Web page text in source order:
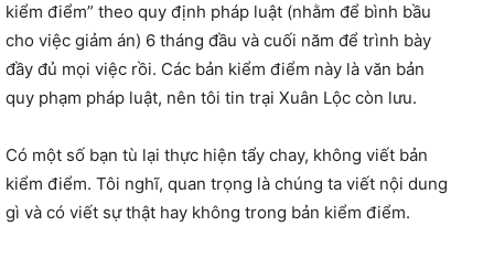
kiểm điểm” theo quy định pháp luật (nhằm để bình bầu
cho việc giảm án) 6 tháng đầu và cuối năm để trình bày
đầy đủ mọi việc rồi. Các bản kiểm điểm này là văn bản
quy phạm pháp luật, nên tôi tin trại Xuân Lộc còn lưu.
Có một số bạn tù lại thực hiện tẩy chay, không viết bản
kiểm điểm. Tôi nghĩ, quan trọng là chúng ta viết nội dung
gì và có viết sự thật hay không trong bản kiểm điểm.